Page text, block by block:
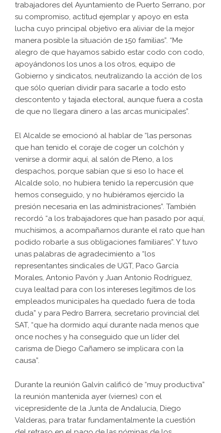
trabajadores del Ayuntamiento de Puerto Serrano, por
su compromiso, actitud ejemplar y apoyo en esta
lucha cuyo principal objetivo era aliviar de la mejor
manera posible la situación de 150 familias”. “Me
alegro de que hayamos sabido estar codo con codo,
apoyándonos los unos a los otros, equipo de
Gobierno y sindicatos, neutralizando la acción de los
que sólo querían dividir para sacarle a todo esto
descontento y tajada electoral, aunque fuera a costa
de que no llegara dinero a las arcas municipales”.
El Alcalde se emocionó al hablar de “las personas
que han tenido el coraje de coger un colchón y
venirse a dormir aquí, al salón de Pleno, a los
despachos, porque sabían que si eso lo hace el
Alcalde solo, no hubiera tenido la repercusión que
hemos conseguido, y no hubiéramos ejercido la
presión necesaria en las administraciones”. También
recordó “a los trabajadores que han pasado por aquí,
muchísimos, a acompañarnos durante el rato que han
podido robarle a sus obligaciones familiares”. Y tuvo
unas palabras de agradecimiento a “los
representantes sindicales de UGT, Paco García
Morales, Antonio Pavón y Juan Antonio Rodríguez,
cuya lealtad para con los intereses legítimos de los
empleados municipales ha quedado fuera de toda
duda” y para Pedro Barrera, secretario provincial del
SAT, “que ha dormido aquí durante nada menos que
once noches y ha conseguido que un líder del
carisma de Diego Cañamero se implicara con la
causa”.
Durante la reunión Galvín calificó de “muy productiva”
la reunión mantenida ayer (viernes) con el
vicepresidente de la Junta de Andalucía, Diego
Valderas, para tratar fundamentalmente la cuestión